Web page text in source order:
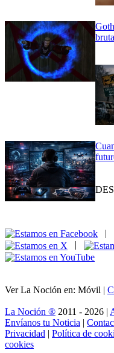
|
Ver La Noción en: Móvil |
La Noción ® 2011 - 2026 |
Envíanos tu Noticia |
Privacidad | Política de
cookies